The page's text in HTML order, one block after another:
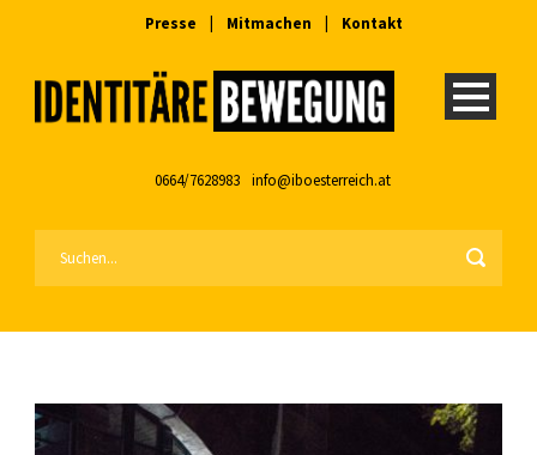
Presse Mitmachen Kontakt
0664/7628983 info@iboesterreich.at